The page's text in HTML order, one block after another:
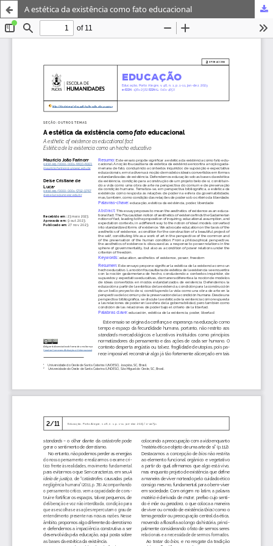
A estética da existência como fato educacional